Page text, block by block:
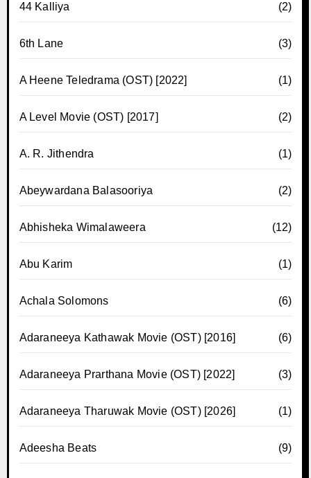
44 Kalliya (2)
6th Lane (3)
A Heene Teledrama (OST) [2022] (1)
A Level Movie (OST) [2017] (2)
A. R. Jithendra (1)
Abeywardana Balasooriya (2)
Abhisheka Wimalaweera (12)
Abu Karim (1)
Achala Solomons (6)
Adaraneeya Kathawak Movie (OST) [2016] (6)
Adaraneeya Prarthana Movie (OST) [2022] (3)
Adaraneeya Tharuwak Movie (OST) [2026] (1)
Adeesha Beats (9)